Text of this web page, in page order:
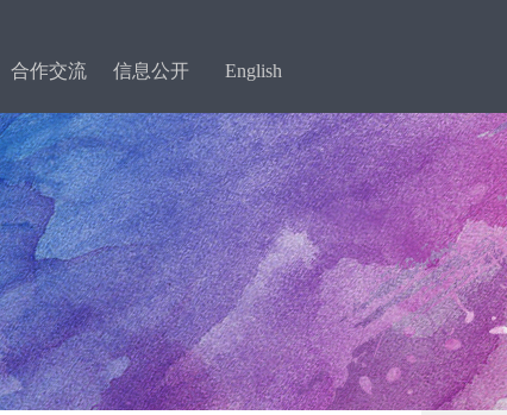
合作交流 信息公开 English